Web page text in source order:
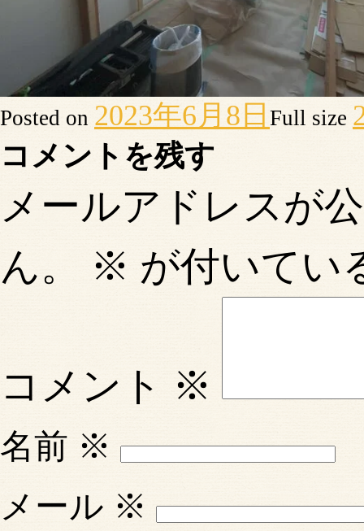
Posted on 2023年6月8日 Full size
コメントを残す
メールアドレスが
ん。
※ が付いてい
コメント ※
名前 ※
メール ※